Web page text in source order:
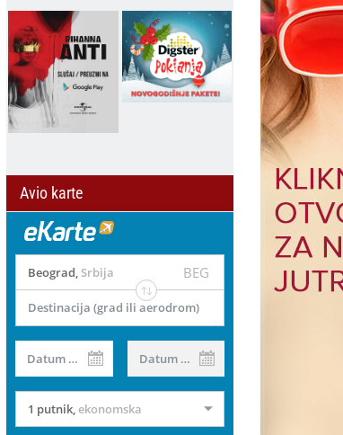
Avio karte
Beograd, Srbija BEG
Destinacija (grad ili aerodrom)
Datum od Datum do
1 putnik,ekonomska